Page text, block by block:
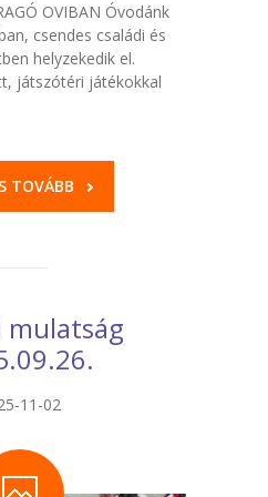
OVIBAN Óvodánk
csendes családi és
helyzekedik el.
játszótéri játékokkal
TOVÁBB
mulatság
11-02